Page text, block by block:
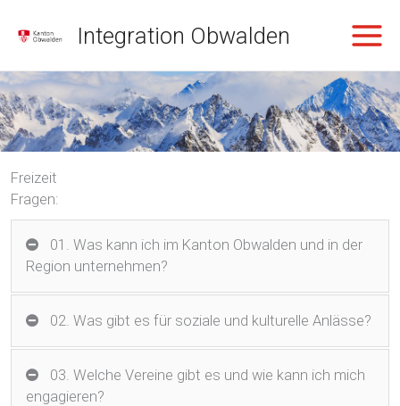
Inhalt
Integration Obwalden
Freizeit
Fragen:
01. Was kann ich im Kanton Obwalden und in der
Region unternehmen?
02. Was gibt es für soziale und kulturelle Anlässe?
03. Welche Vereine gibt es und wie kann ich mich
engagieren?